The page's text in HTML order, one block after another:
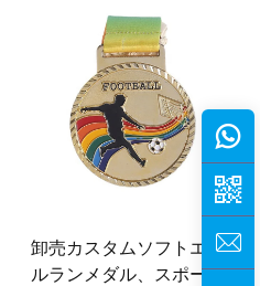
ル・メダリオン
卸売カスタムソフトエナメ
ルランメダル、スポーツ大